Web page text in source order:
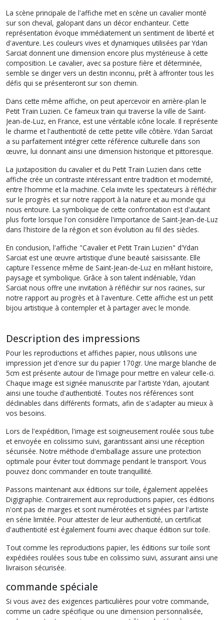
La scène principale de l'affiche met en scène un cavalier monté
sur son cheval, galopant dans un décor enchanteur. Cette
représentation évoque immédiatement un sentiment de liberté et
d'aventure. Les couleurs vives et dynamiques utilisées par Ydan
Sarciat donnent une dimension encore plus mystérieuse à cette
composition. Le cavalier, avec sa posture fière et déterminée,
semble se diriger vers un destin inconnu, prêt à affronter tous les
défis qui se présenteront sur son chemin.
Dans cette même affiche, on peut apercevoir en arrière-plan le
Petit Train Luzien. Ce fameux train qui traverse la ville de Saint-
Jean-de-Luz, en France, est une véritable icône locale. Il représente
le charme et l'authenticité de cette petite ville côtière. Ydan Sarciat
a su parfaitement intégrer cette référence culturelle dans son
œuvre, lui donnant ainsi une dimension historique et pittoresque.
La juxtaposition du cavalier et du Petit Train Luzien dans cette
affiche crée un contraste intéressant entre tradition et modernité,
entre l'homme et la machine. Cela invite les spectateurs à réfléchir
sur le progrès et sur notre rapport à la nature et au monde qui
nous entoure. La symbolique de cette confrontation est d'autant
plus forte lorsque l'on considère l'importance de Saint-Jean-de-Luz
dans l'histoire de la région et son évolution au fil des siècles.
En conclusion, l'affiche "Cavalier et Petit Train Luzien" d'Ydan
Sarciat est une œuvre artistique d'une beauté saisissante. Elle
capture l'essence même de Saint-Jean-de-Luz en mêlant histoire,
paysage et symbolique. Grâce à son talent indéniable, Ydan
Sarciat nous offre une invitation à réfléchir sur nos racines, sur
notre rapport au progrès et à l'aventure. Cette affiche est un petit
bijou artistique à contempler et à partager avec le monde.
Description des impressions
Pour les reproductions et affiches papier, nous utilisons une
impression jet d'encre sur du papier 170gr. Une marge blanche de
5cm est présente autour de l'image pour mettre en valeur celle-ci.
Chaque image est signée manuscrite par l'artiste Ydan, ajoutant
ainsi une touche d'authenticité. Toutes nos références sont
déclinables dans différents formats, afin de s'adapter au mieux à
vos besoins.
Lors de l'expédition, l'image est soigneusement roulée sous tube
et envoyée en colissimo suivi, garantissant ainsi une réception
sécurisée. Notre méthode d'emballage assure une protection
optimale pour éviter tout dommage pendant le transport. Vous
pouvez donc commander en toute tranquillité.
Passons maintenant aux éditions sur toile, également appelées
Digigraphie. Contrairement aux reproductions papier, ces éditions
n'ont pas de marges et sont numérotées et signées par l'artiste
en série limitée. Pour attester de leur authenticité, un certificat
d'authenticité est également fourni avec chaque édition sur toile.
Tout comme les reproductions papier, les éditions sur toile sont
expédiées roulées sous tube en colissimo suivi, assurant ainsi une
livraison sécurisée.
commande spéciale
Si vous avez des exigences particulières pour votre commande,
comme un cadre spécifique ou une dimension personnalisée,